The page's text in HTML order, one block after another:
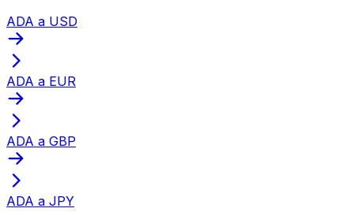
ADA a USD
ADA a EUR
ADA a GBP
ADA a JPY